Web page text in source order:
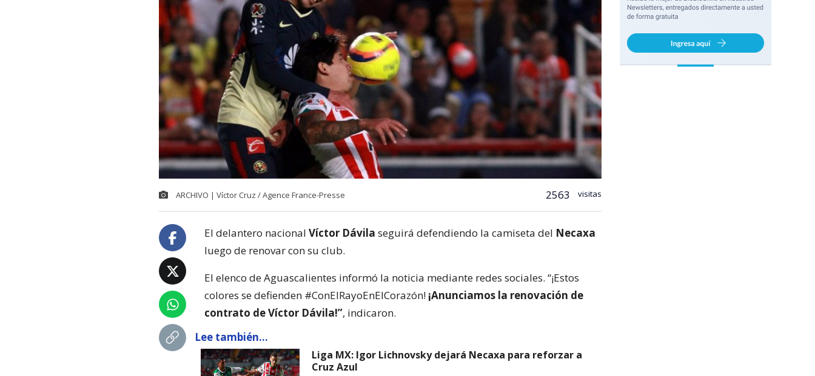
ARCHIVO | Víctor Cruz / Agence France-Presse 2563 visitas
El delantero nacional Víctor Dávila seguirá defendiendo la camiseta del Necaxa
luego de renovar con su club.
El elenco de Aguascalientes informó la noticia mediante redes sociales. “¡Estos
colores se defienden #ConElRayoEnElCorazón! ¡Anunciamos la renovación de
contrato de Víctor Dávila!”, indicaron.
Lee también...
Liga MX: Igor Lichnovsky dejará Necaxa para reforzar a
Cruz Azul